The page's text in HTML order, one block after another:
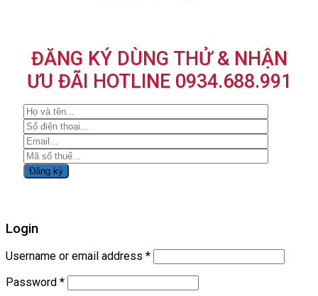
ĐĂNG KÝ DÙNG THỬ & NHẬN
ƯU ĐÃI HOTLINE 0934.688.991
Login
Username or email address *
Password *